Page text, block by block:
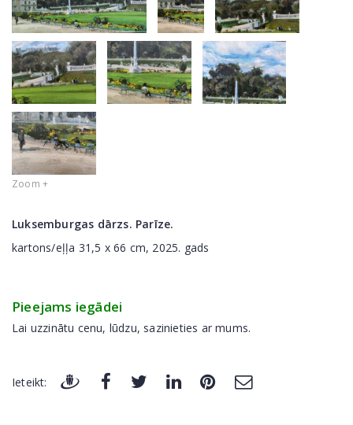
Zoom +
Luksemburgas dārzs. Parīze.
kartons/eļļa 31,5 x 66 cm, 2025. gads
Pieejams iegādei
Lai uzzinātu cenu, lūdzu, sazinieties ar mums.
Ieteikt: